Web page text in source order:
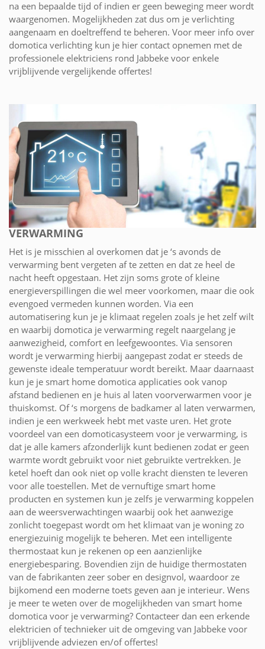
na een bepaalde tijd of indien er geen beweging meer wordt
waargenomen. Mogelijkheden zat dus om je verlichting
aangenaam en doeltreffend te beheren. Voor meer info over
domotica verlichting kun je hier contact opnemen met de
professionele elektriciens rond Jabbeke voor enkele
vrijblijvende vergelijkende offertes!
VERWARMING
Het is je misschien al overkomen dat je ‘s avonds de
verwarming bent vergeten af te zetten en dat ze heel de
nacht heeft opgestaan. Het zijn soms grote of kleine
energieverspillingen die wel meer voorkomen, maar die ook
evengoed vermeden kunnen worden. Via een
automatisering kun je je klimaat regelen zoals je het zelf wilt
en waarbij domotica je verwarming regelt naargelang je
aanwezigheid, comfort en leefgewoontes. Via sensoren
wordt je verwarming hierbij aangepast zodat er steeds de
gewenste ideale temperatuur wordt bereikt. Maar daarnaast
kun je je smart home domotica applicaties ook vanop
afstand bedienen en je huis al laten voorverwarmen voor je
thuiskomst. Of ‘s morgens de badkamer al laten verwarmen,
indien je een werkweek hebt met vaste uren. Het grote
voordeel van een domoticasysteem voor je verwarming, is
dat je alle kamers afzonderlijk kunt bedienen zodat er geen
warmte wordt gebruikt voor niet gebruikte vertrekken. Je
ketel hoeft dan ook niet op volle kracht diensten te leveren
voor alle toestellen. Met de vernuftige smart home
producten en systemen kun je zelfs je verwarming koppelen
aan de weersverwachtingen waarbij ook het aanwezige
zonlicht toegepast wordt om het klimaat van je woning zo
energiezuinig mogelijk te beheren. Met een intelligente
thermostaat kun je rekenen op een aanzienlijke
energiebesparing. Bovendien zijn de huidige thermostaten
van de fabrikanten zeer sober en designvol, waardoor ze
bijkomend een moderne toets geven aan je interieur. Wens
je meer te weten over de mogelijkheden van smart home
domotica voor je verwarming? Contacteer dan een erkende
elektricien of technieker uit de omgeving van Jabbeke voor
vrijblijvende adviezen en/of offertes!